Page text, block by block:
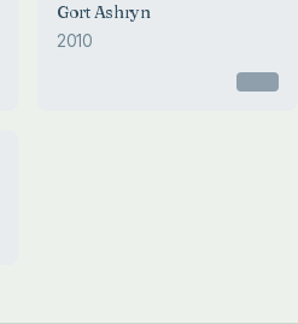
Gort Ashryn
2010